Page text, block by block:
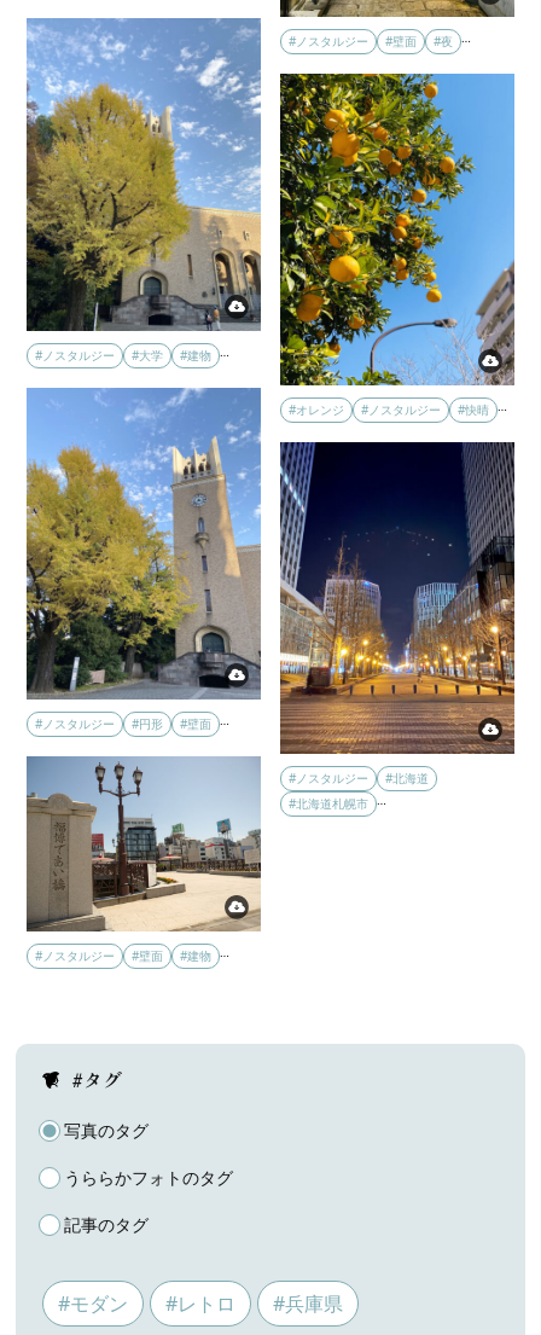
#ノスタルジー #壁面 #夜 …
#ノスタルジー #大学 #建物
#オレンジ #ノスタルジー #快晴 …
#ノスタルジー #円形 #壁面
#ノスタルジー
#北海道
#北海道札幌市 …
#ノスタルジー #壁面 #建物 …
#タグ
写真のタグ
うららかフォトのタグ
記事のタグ
#モダン #レトロ #兵庫県